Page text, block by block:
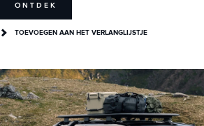
ONTDEK
TOEVOEGEN AAN HET VERLANGLIJSTJE